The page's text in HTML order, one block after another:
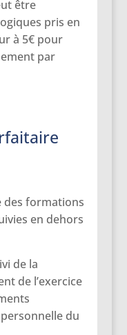
être
pris en
à 5€ pour
par
des formations
en dehors
de la
de l’exercice
du